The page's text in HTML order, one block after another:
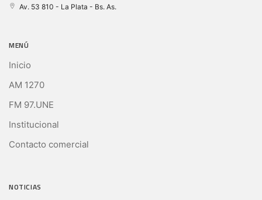
Av. 53 810 - La Plata - Bs. As.
MENÚ
Inicio
AM 1270
FM 97.UNE
Institucional
Contacto comercial
NOTICIAS